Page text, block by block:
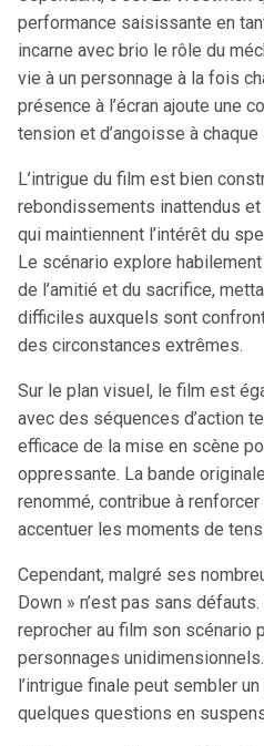
performance saisissante en
incarne avec brio le rôle du
vie à un personnage à la fois
présence à l’écran ajoute une
tension et d’angoisse à chaque
L’intrigue du film est bien
rebondissements inattendus
qui maintiennent l’intérêt du
Le scénario explore
de l’amitié et du sacrifice,
difficiles auxquels sont
des circonstances extrêmes.
Sur le plan visuel, le film est
avec des séquences d’action
efficace de la mise en scène
oppressante. La bande
renommé, contribue à renforcer
accentuer les moments de
Cependant, malgré ses
Down » n’est pas sans
reprocher au film son
personnages
l’intrigue finale peut sembler
quelques questions en